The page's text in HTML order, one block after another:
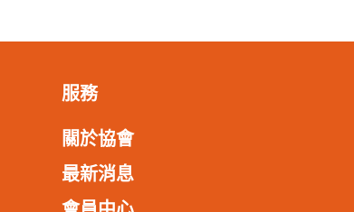
服務
關於協會
最新消息